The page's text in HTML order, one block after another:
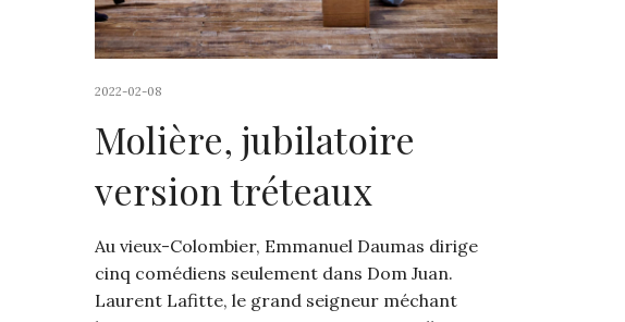
2022-02-08
Molière, jubilatoire
version tréteaux
Au vieux-Colombier, Emmanuel Daumas dirige
cinq comédiens seulement dans Dom Juan.
Laurent Lafitte, le grand seigneur méchant